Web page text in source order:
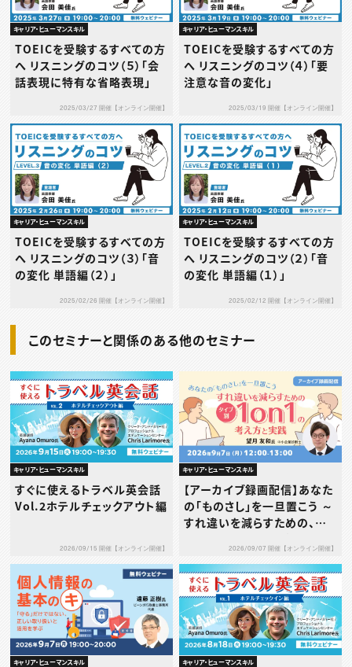
キャリア・ヒューマンスキル
TOEICを受験するすべての方
へ リスニングのコツ（５）「会
話表現に特有な省略表現」
2025/03/27 開催【オンライン開催】
キャリア・ヒューマンスキル
TOEICを受験するすべての方
へ リスニングのコツ（４）「要
注意な音の変化」
2025/03/19 開催【オンライン開催】
キャリア・ヒューマンスキル
TOEICを受験するすべての方
へ リスニングのコツ（３）「音
の変化 単語編（２）」
2025/02/26 開催【オンライン開催】
キャリア・ヒューマンスキル
TOEICを受験するすべての方
へ リスニングのコツ（２）「音
の変化 単語編（１）」
2025/02/12 開催【オンライン開催】
このセミナーと関係のある他のセミナー
キャリア・ヒューマンスキル
すぐに使えるトラベル英会話
Vol.2ホテルチェックアウト編
2026/09/15 開催【オンライン開催】
キャリア・ヒューマンスキル
【アーカイブ録画配信】あなた
の「ものさし」を一旦置こう ～
すれ違いを減らすための、タ
2026/09/07 開催【オンライン開催】
キャリア・ヒューマンスキル キャリア・ヒューマンスキル